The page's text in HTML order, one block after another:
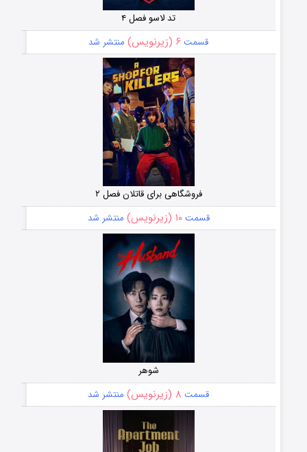
تد لاسو فصل ۴
قسمت ۶ (زیرنویس) منتشر شد
فروشگاهی برای قاتلان فصل ۲
قسمت۱۰ (زیرنویس) منتشر شد
شوهر
قسمت ۸ (زیرنویس) منتشر شد